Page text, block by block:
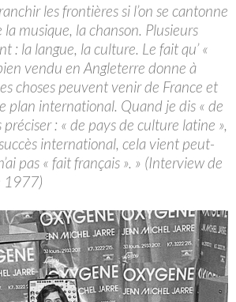
les frontières si l’on se cantonne
musique, la chanson. Plusieurs
: la langue, la culture. Le fait qu’ «
vendu en Angleterre donne à
choses peuvent venir de France et
plan international. Quand je dis « de
préciser : « de pays de culture latine »,
international, cela vient peut-
pas « fait français ». » (Interview de
1977)